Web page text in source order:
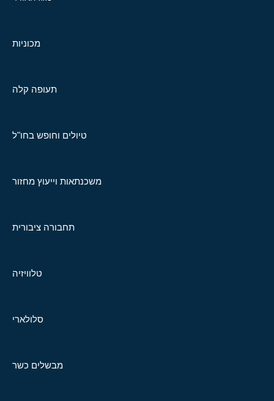
מכוניות
תעופה קלה
טיולים וחופש בחו"ל
משכנתאות וייעוץ מחזור
תחבורה ציבורית
טלוויזיה
סלולארי
מבשלים כשר